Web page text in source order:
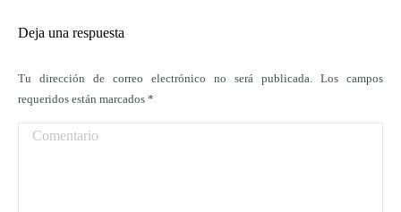
Deja una respuesta
Tu dirección de correo electrónico no será publicada. Los campos
requeridos están marcados *
Comentario